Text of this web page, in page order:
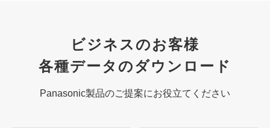
ビジネスのお客様
各種データのダウンロード
Panasonic製品のご提案にお役立てください